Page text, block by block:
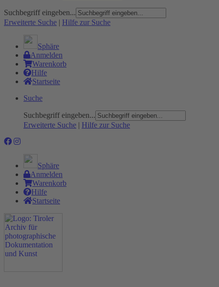
Suchbegriff eingeben...
Erweiterte Suche | Hilfe zur Suche
Sphäre
Anmelden
Warenkorb
Hilfe
Startseite
Suche
Suchbegriff eingeben...
Erweiterte Suche | Hilfe zur Suche
Sphäre
Anmelden
Warenkorb
Hilfe
Startseite